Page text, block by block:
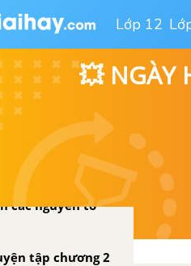
Lớp 12
💥 NGÀY
biến đổi một số
vật lí của các
hóa học
biến đổi tính kim
kim của
hóa học. Định luật
nghĩa của bảng
các nguyên tố
tập chương 2